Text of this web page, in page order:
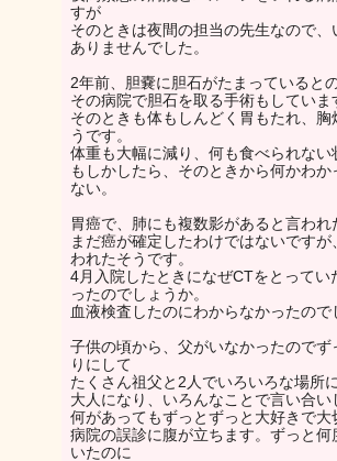
すが
そのときは夜間の担当の先生なので、
ありませんでした。
2年前、胆嚢に胆石がたまっていると
その病院で胆石を取る手術もしていま
そのときも体もしんどく胃もたれ、胸
うです。
体重も大幅に減り、何も食べられない
もしかしたら、そのときから何かわ
ない。
胃癌で、肺にも複数影があると言われ
まだ癌が確定したわけではないです
われたそうです。
4月入院したときになぜCTをとってい
ったのでしょうか。
血液検査したのにわからなかったので
子供の頃から、父がいなかったのでず
りにして
たくさん祖父と2人でいろいろな場所
大人になり、いろんなことで言い合い
何があってもずっとずっと大好きで大
病院の誤診に腹が立ちます。ずっと何
いたのに